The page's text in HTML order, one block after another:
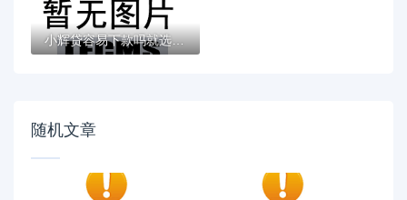
小辉贷容易下款吗就选这7个4千元黑户无条件...
随机文章